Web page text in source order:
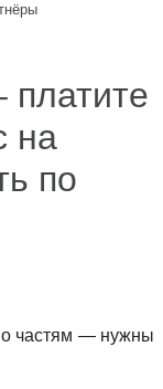
платите
на
по
частям — нужны